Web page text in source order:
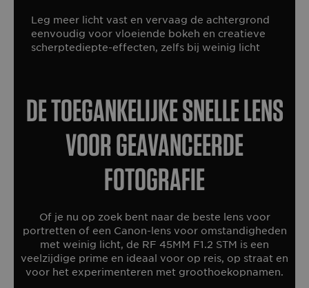
Leg meer licht vast en vervaag de achtergrond
eenvoudig voor vloeiende bokeh en creatieve
scherptediepte-effecten, zelfs bij weinig licht
De toegankelijke snelle lens
voor geavanceerde
fotografie
Of je nu op zoek bent naar de beste lens voor
portretten of een Canon-lens voor omstandigheden
met weinig licht, de RF 45MM F1.2 STM is een
veelzijdige prime en ideaal voor op reis, op straat en
voor het experimenteren met groothoekopnamen.